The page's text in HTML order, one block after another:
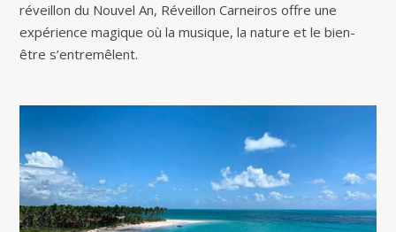
réveillon du Nouvel An, Réveillon Carneiros offre une
expérience magique où la musique, la nature et le bien-
être s’entremêlent.